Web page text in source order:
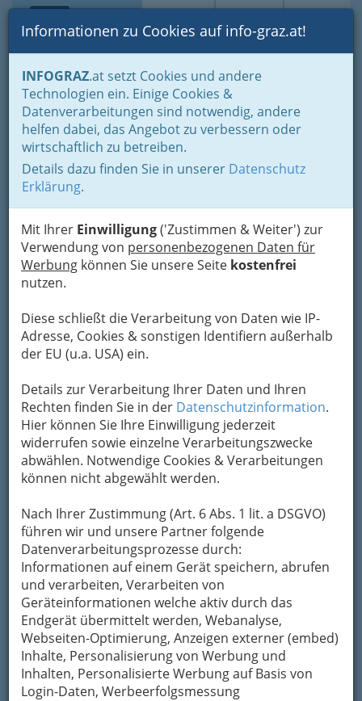
Suche Login Toggle
Informationen zu Cookies auf info-graz.at!
INFOGRAZ.at setzt Cookies und andere
Technologien ein. Einige Cookies &
Datenverarbeitungen sind notwendig, andere
helfen dabei, das Angebot zu verbessern oder
wirtschaftlich zu betreiben.
Details dazu finden Sie in unserer Datenschutz
Erklärung.
Mit Ihrer Einwilligung('Zustimmen & Weiter') zur
Verwendung von personenbezogenen Daten für
Werbung können Sie unsere Seite kostenfrei
nutzen.
Diese schließt die Verarbeitung von Daten wie IP-
Adresse, Cookies & sonstigen Identifiern außerhalb
der EU (u.a. USA) ein.
Details zur Verarbeitung Ihrer Daten und Ihren
Rechten finden Sie in der Datenschutzinformation.
Hier können Sie Ihre Einwilligung jederzeit
widerrufen sowie einzelne Verarbeitungszwecke
abwählen. Notwendige Cookies & Verarbeitungen
können nicht abgewählt werden.
Nach Ihrer Zustimmung (Art. 6 Abs. 1 lit. a DSGVO)
führen wir und unsere Partner folgende
Datenverarbeitungsprozesse durch:
Informationen auf einem Gerät speichern, abrufen
und verarbeiten, Verarbeiten von
Geräteinformationen welche aktiv durch das
Endgerät übermittelt werden, Webanalyse,
Webseiten-Optimierung, Anzeigen externer (embed)
Inhalte, Personalisierung von Werbung und
Inhalten, Personalisierte Werbung auf Basis von
Login-Daten, Werbeerfolgsmessung
Home Branchen
Einkaufen & Schenken - der Handel
Der Handel nach WKO-Gliederung
Landesgremium Baustoff-, Eisen-, Hartwaren- und Holzhandel
Pyrotechnikhandel
Billa Aktiengesellschaft
Mariatroster Straße 138, 8043 Graz-Kroisbach
+43 3382 43760
+43 2236 600 6890
Karte
Adresse mit Google Maps anschauen
Kontaktaufnahme
Um die Info-Graz Firmenvor Spam-Mails zu
bewahren, verwenden wir an dieser Stelle zur
Übermittlung Ihrer Nachricht ein sicheres
Formular. Ihre Nachricht wird nach dem
Unternehmen Billa Aktiengesellschaft
weitergeleitet.
Mein Name
Meine Email Adresse
Mein Betreff